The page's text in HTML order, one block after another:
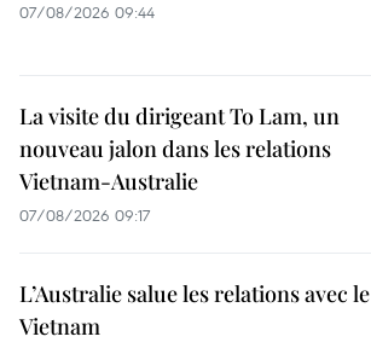
07/08/2026 09:44
La visite du dirigeant To Lam, un
nouveau jalon dans les relations
Vietnam-Australie
07/08/2026 09:17
L’Australie salue les relations avec le
Vietnam